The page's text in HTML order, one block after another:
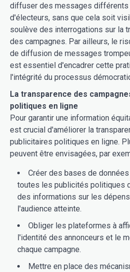
diffuser des messages
d'électeurs, sans que cela soit
soulève des interrogations sur la
des campagnes. Par ailleurs, le
de diffusion de messages
est essentiel d'encadrer cette
l'intégrité du processus
La transparence des
politiques en ligne
Pour garantir une information
est crucial d'améliorer la
publicitaires politiques en ligne.
peuvent être envisagées, par
Créer des bases de
toutes les publicités politiques
des informations sur les
l'audience atteinte.
Obliger les plateformes à
l'identité des annonceurs et le
chaque campagne.
Mettre en place des